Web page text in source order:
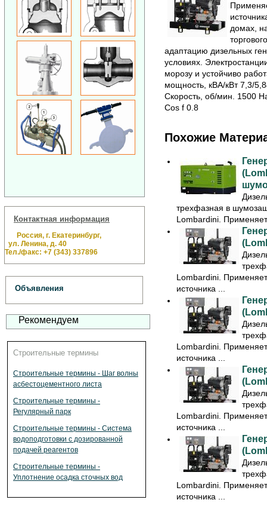
Контактная информация
Россия, г. Екатеринбург,
ул. Ленина, д. 40
Тел./факс: +7 (343) 337896
Объявления
Рекомендуем
Строительные термины
Строительные термины - Шаг волны
асбестоцементного листа
Строительные термины -
Регулярный парк
Строительные термины - Система
водоподготовки с дозированной
подачей реагентов
Строительные термины -
Уплотнение осадка сточных вод
домах,
адаптацию дизельных
условиях.
морозу и устойчиво
мощность, кВА/кВт 7,3/
Скорость, об/мин. 1500
Cos f 0.8
Похожие
трехфазная в
Lombardini.
Lombardini.
источника ...
Lombardini.
источника ...
Lombardini.
источника ...
Lombardini.
источника ...